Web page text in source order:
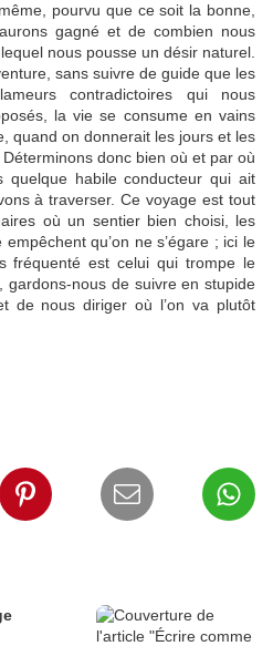
pourvu que ce soit la bonne,
gagné et de combien nous
nous pousse un désir naturel.
sans suivre de guide que les
contradictoires qui nous
la vie se consume en vains
quand on donnerait les jours et les
donc bien où et par où
quelque habile conducteur qui ait
à traverser. Ce voyage est tout
où un sentier bien choisi, les
qu’on ne s’égare ; ici le
fréquenté est celui qui trompe le
gardons-nous de suivre en stupide
de nous diriger où l’on va plutôt